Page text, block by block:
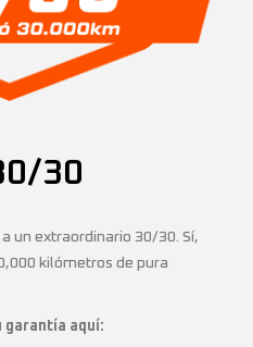
30
un extraordinario 30/30. Sí,
kilómetros de pura
garantía aquí: